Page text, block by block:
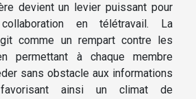
devient un levier puissant pour
en télétravail. La
comme un rempart contre les
permettant à chaque membre
sans obstacle aux informations
favorisant ainsi un climat de